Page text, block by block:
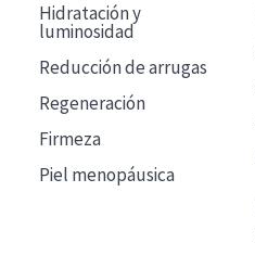
Hidratación y
luminosidad
Reducción de arrugas
Regeneración
Firmeza
Piel menopáusica